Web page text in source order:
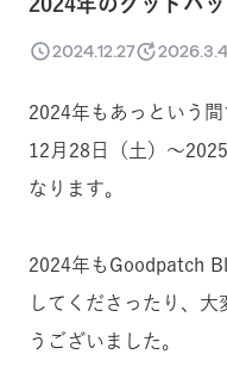
2024.12.27 2026.3.4
2024年もあっという
12月28日（土）〜
なります。
2024年もGoodpatch
してくださったり、大
うございました。